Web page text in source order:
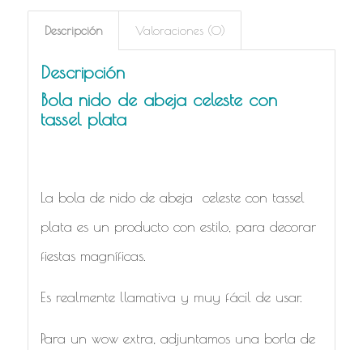
Descripción Valoraciones (0)
Descripción
Bola nido de abeja celeste con
tassel plata
La bola de nido de abeja celeste con tassel
plata es un producto con estilo, para decorar
fiestas magníficas.
Es realmente llamativa y muy fácil de usar.
Para un wow extra, adjuntamos una borla de